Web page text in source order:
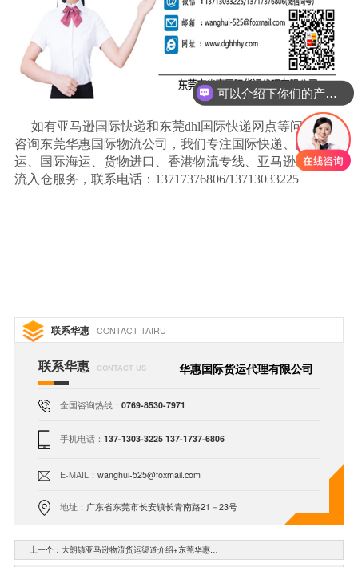
如有亚马逊国际快递和东莞dhl国际快递网点等问题，可
咨询东莞华惠国际物流公司，我们专注国际快递、国际空
运、国际海运、货物进口、香港物流专线、亚马逊FBA物
流入仓服务，联系电话：13717376806/13713033225
联系华惠 CONTACT TAIRU
联系华惠 CONTACT US 华惠国际货运代理有限公司
全国咨询热线：0769-8530-7971
手机电话：137-1303-3225 137-1737-6806
E-MAIL：wanghui-525@foxmail.com
地址： 广东省东莞市长安镇长青南路21－23号
上一个： 大朗镇亚马逊物流货运渠道介绍+东莞华惠…
可以介绍下你们的产品么